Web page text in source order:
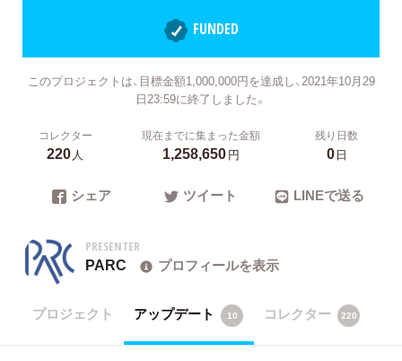
FUNDED
このプロジェクトは、目標金額1,000,000円を達成し、2021年10月29
日23:59に終了しました。
コレクター
220人
現在までに集まった金額
1,258,650円
残り日数
0日
シェア ツイート LINEで送る
PRESENTER
PARC プロフィールを表示
プロジェクト アップデート 10 コレクター 220